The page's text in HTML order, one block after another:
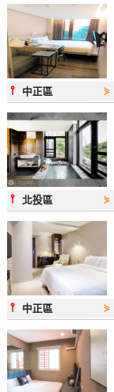
戶
客
服
聯
絡
單
Line
線
紅
利
查
詢
⫯ 中正區 ⋟
⫯北投區 ⋟
⫯ 中正區 ⋟